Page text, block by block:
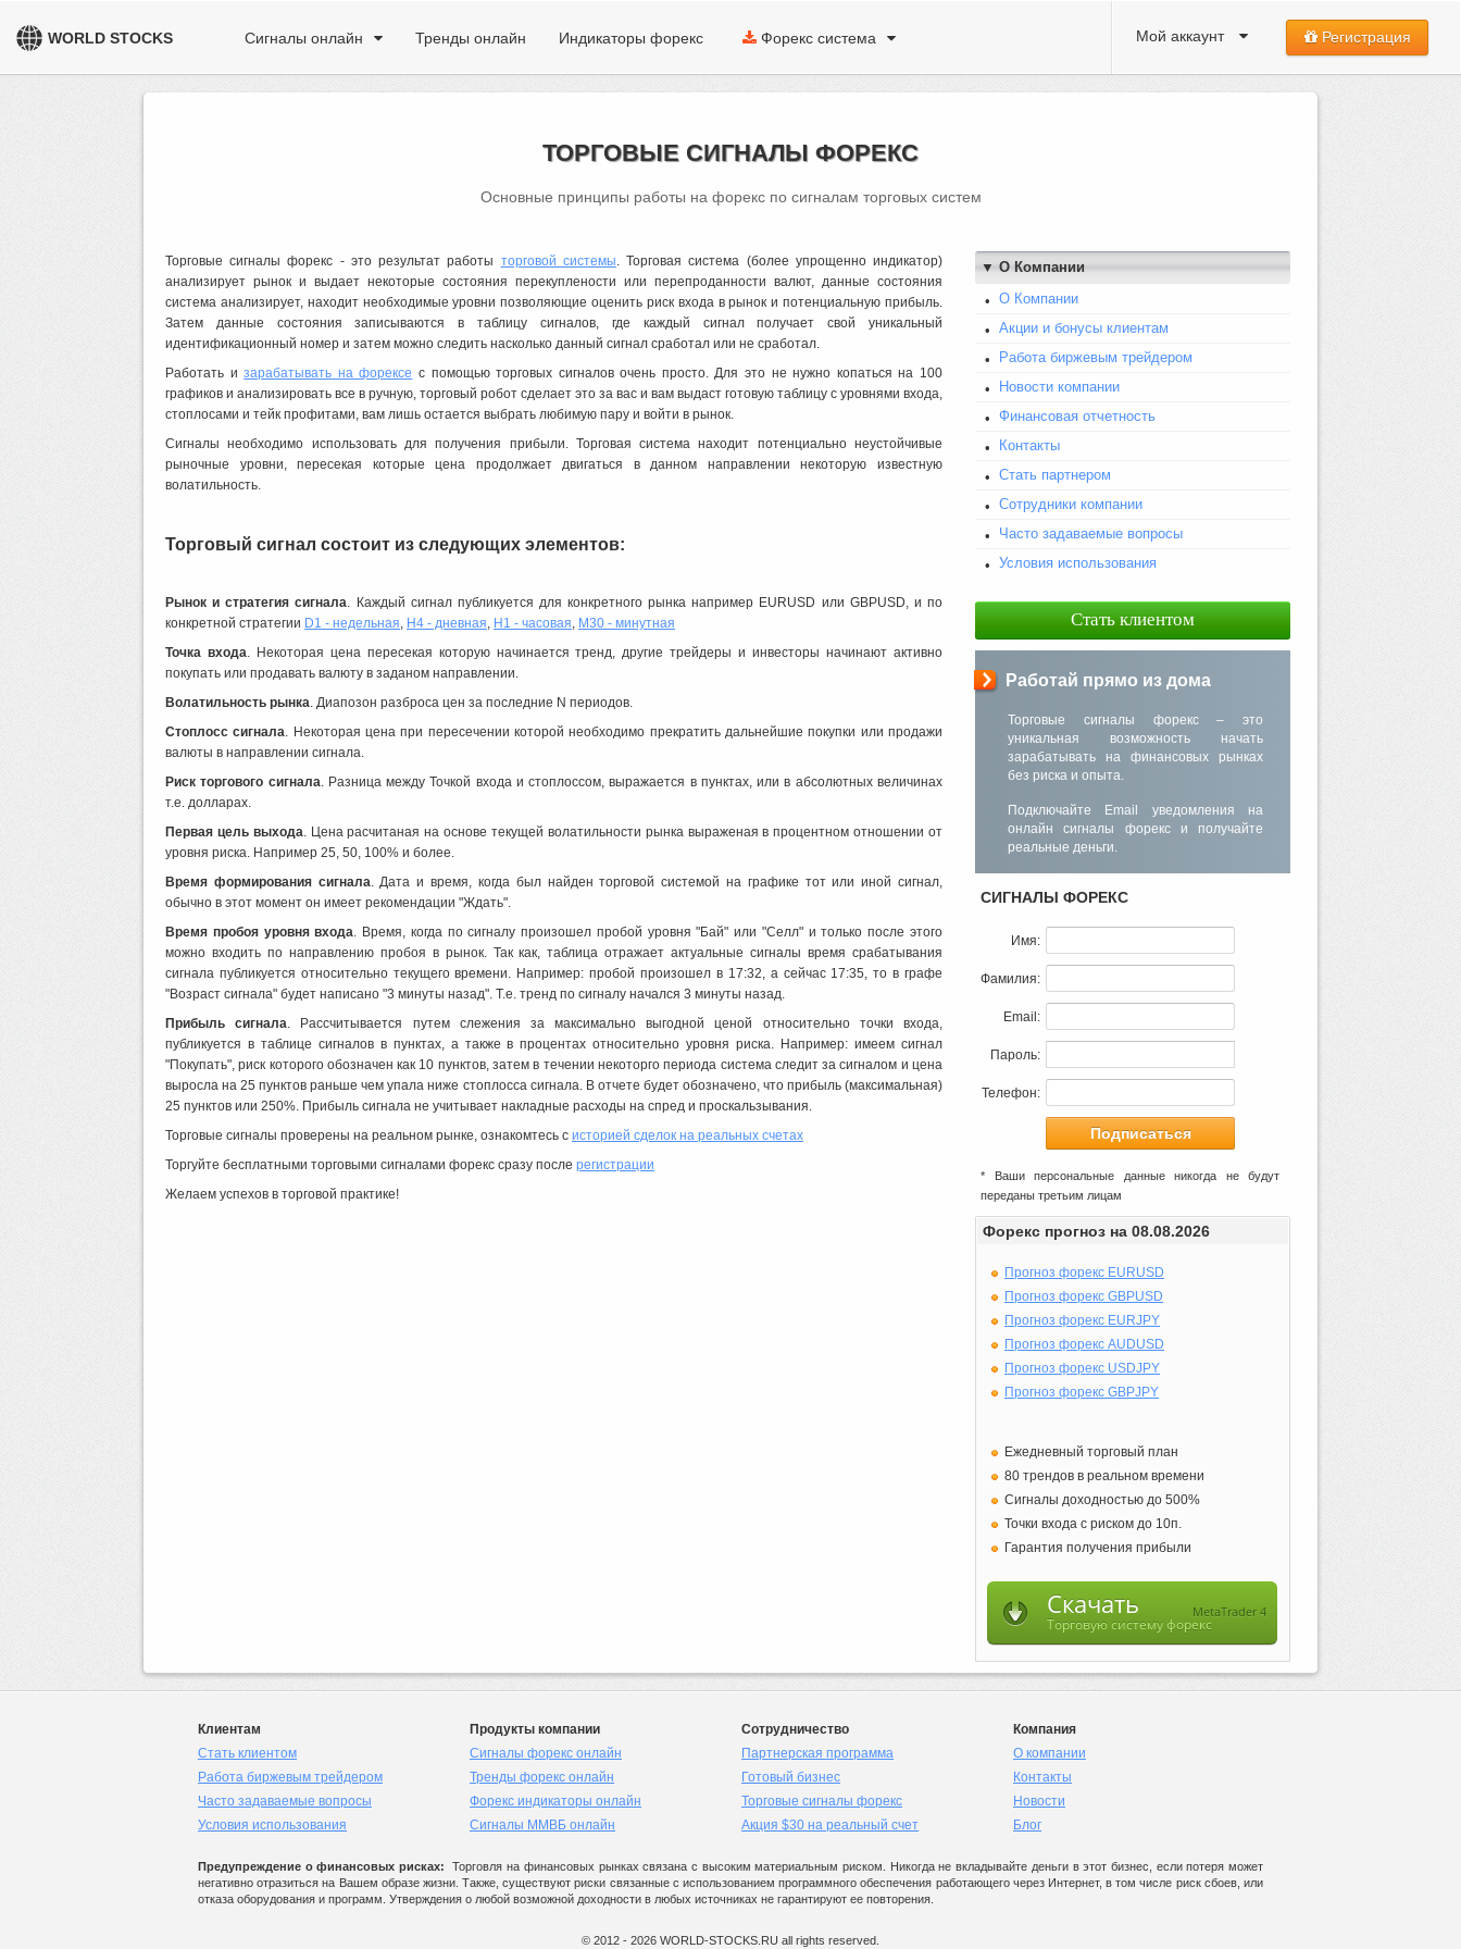
WORLD STOCKS Сигналы онлайн Тренды онлайн Индикаторы форекс Форекс система Регистрация
Мой аккаунт
ТОРГОВЫЕ СИГНАЛЫ ФОРЕКС
Основные принципы работы на форекс по сигналам торговых систем
Торговые сигналы форекс - это результат работы торговой системы. Торговая система (более упрощенно индикатор)
анализирует рынок и выдает некоторые состояния перекуплености или перепроданности валют, данные состояния
система анализирует, находит необходимые уровни позволяющие оценить риск входа в рынок и потенциальную прибыль.
Затем данные состояния записываются в таблицу сигналов, где каждый сигнал получает свой уникальный
идентификационный номер и затем можно следить насколько данный сигнал сработал или не сработал.
Работать изарабатывать на форексе с помощью торговых сигналов очень просто. Для это не нужно копаться на 100
графиков и анализировать все в ручную, торговый робот сделает это за вас и вам выдаст готовую таблицу с уровнями входа,
стоплосами и тейк профитами, вам лишь остается выбрать любимую пару и войти в рынок.
Сигналы необходимо использовать для получения прибыли. Торговая система находит потенциально неустойчивые
рыночные уровни, пересекая которые цена продолжает двигаться в данном направлении некоторую известную
волатильность.
Торговый сигнал состоит из следующих элементов:
Рынок и стратегия сигнала. Каждый сигнал публикуется для конкретного рынка например EURUSD или GBPUSD, и по
конкретной стратегии D1 - недельная, H4 - дневная, H1 - часовая, M30 - минутная
Точка входа. Некоторая цена пересекая которую начинается тренд, другие трейдеры и инвесторы начинают активно
покупать или продавать валюту в заданом направлении.
Волатильность рынка. Диапозон разброса цен за последние N периодов.
Стоплосс сигнала. Некоторая цена при пересечении которой необходимо прекратить дальнейшие покупки или продажи
валюты в направлении сигнала.
Риск торгового сигнала. Разница между Точкой входа и стоплоcсом, выражается в пунктах, или в абсолютных величинах
т.е. долларах.
Первая цель выхода. Цена расчитаная на основе текущей волатильности рынка выраженая в процентном отношении от
уровня риска. Например 25, 50, 100% и более.
Время формирования сигнала. Дата и время, когда был найден торговой системой на графике тот или иной сигнал,
обычно в этот момент он имеет рекомендации "Ждать".
Время пробоя уровня входа. Время, когда по сигналу произошел пробой уровня "Бай" или "Селл" и только после этого
можно входить по направлению пробоя в рынок. Так как, таблица отражает актуальные сигналы время срабатывания
сигнала публикуется относительно текущего времени. Например: пробой произошел в 17:32, а сейчас 17:35, то в графе
"Возраст сигнала" будет написано "3 минуты назад". Т.е. тренд по сигналу начался 3 минуты назад.
Прибыль сигнала. Рассчитывается путем слежения за максимально выгодной ценой относительно точки входа,
публикуется в таблице сигналов в пунктах, а также в процентах относительно уровня риска. Например: имеем сигнал
"Покупать", риск которого обозначен как 10 пунктов, затем в течении некоторго периода система следит за сигналом и цена
выросла на 25 пунктов раньше чем упала ниже стоплосса сигнала. В отчете будет обозначено, что прибыль (максимальная)
25 пунктов или 250%. Прибыль сигнала не учитывает накладные расходы на спред и проскальзывания.
Торговые сигналы проверены на реальном рынке, ознакомтесь с историей сделок на реальных счетах
Торгуйте бесплатными торговыми сигналами форекс сразу после регистрации
Желаем успехов в торговой практике!
▼ О Компании
О Компании
Акции и бонусы клиентам
Работа биржевым трейдером
Новости компании
Финансовая отчетность
Контакты
Стать партнером
Сотрудники компании
Часто задаваемые вопросы
Условия использования
Стать клиентом
Работай прямо из дома
Торговые сигналы форекс – это
уникальная возможность начать
зарабатывать на финансовых рынках
без риска и опыта.
Подключайте Email уведомления на
онлайн сигналы форекс и получайте
реальные деньги.
СИГНАЛЫ ФОРЕКС
Имя:
Фамилия:
Email:
Пароль:
Телефон:
* Ваши персональные данные никогда не будут
переданы третьим лицам
Форекс прогноз на 08.08.2026
Прогноз форекс EURUSD
Прогноз форекс GBPUSD
Прогноз форекс EURJPY
Прогноз форекс AUDUSD
Прогноз форекс USDJPY
Прогноз форекс GBPJPY
Ежедневный торговый план
80 трендов в реальном времени
Сигналы доходностью до 500%
Точки входа с риском до 10п.
Гарантия получения прибыли
Скачать
Торговую систему
MetaTrader 4
форекс
Клиентам
Стать клиентом
Работа биржевым трейдером
Часто задаваемые вопросы
Условия использования
Продукты компании
Сигналы форекс онлайн
Тренды форекс онлайн
Форекс индикаторы онлайн
Сигналы ММВБ онлайн
Сотрудничество
Партнерская программа
Готовый бизнес
Торговые сигналы форекс
Акция $30 на реальный счет
Компания
О компании
Контакты
Новости
Блог
Предупреждение о финансовых рисках:
Торговля на финансовых рынках связана с высоким материальным риском. Никогда не вкладывайте деньги в этот бизнес, если потеря может
негативно отразиться на Вашем образе жизни. Также, существуют риски связанные с использованием программного обеспечения работающего через Интернет, в том числе риск сбоев, или
отказа оборудования и программ. Утверждения о любой возможной доходности в любых источниках не гарантируют ее повторения.
© 2012 - 2026 WORLD-STOCKS.RU all rights reserved.